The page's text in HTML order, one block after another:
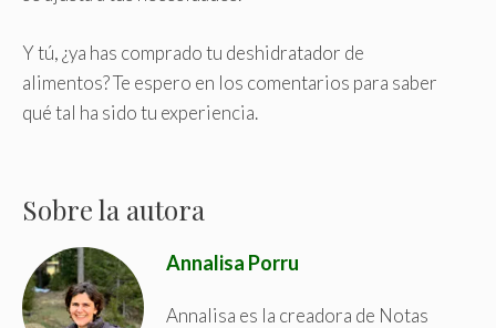
Y tú, ¿ya has comprado tu deshidratador de
alimentos? Te espero en los comentarios para saber
qué tal ha sido tu experiencia.
Sobre la autora
Annalisa Porru
Annalisa es la creadora de Notas